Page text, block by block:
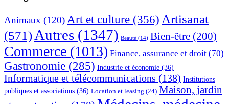
principale
site
Animaux (120) Art et culture (356) Artisanat
(571) Autres (1347) Beauté (14) Bien-être (200)
Commerce (1013) Finance, assurance et droit (70)
Gastronomie (285) Industrie et économie (36)
Informatique et télécommunications (138) Institutions
publiques et associations (36) Location et leasing (24) Maison, jardin